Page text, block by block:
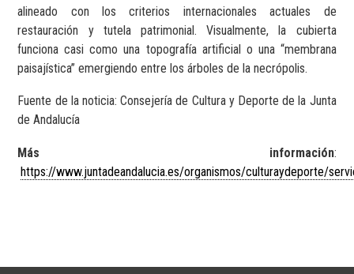
alineado con los criterios internacionales actuales de
restauración y tutela patrimonial. Visualmente, la cubierta
funciona casi como una topografía artificial o una “membrana
paisajística” emergiendo entre los árboles de la necrópolis.
Fuente de la noticia: Consejería de Cultura y Deporte de la Junta
de Andalucía
Más información:
https://www.juntadeandalucia.es/organismos/culturaydeporte/